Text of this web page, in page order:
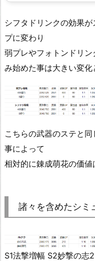
シフタドリンクの効果
プに変わり
弱プレやフォトンドリ
み始めた事は大きい変化
こちらの武器のステと
事によって
相対的に錬成萌花の価
諸々を含めたシミ
S1法撃増幅 S2妙撃の志